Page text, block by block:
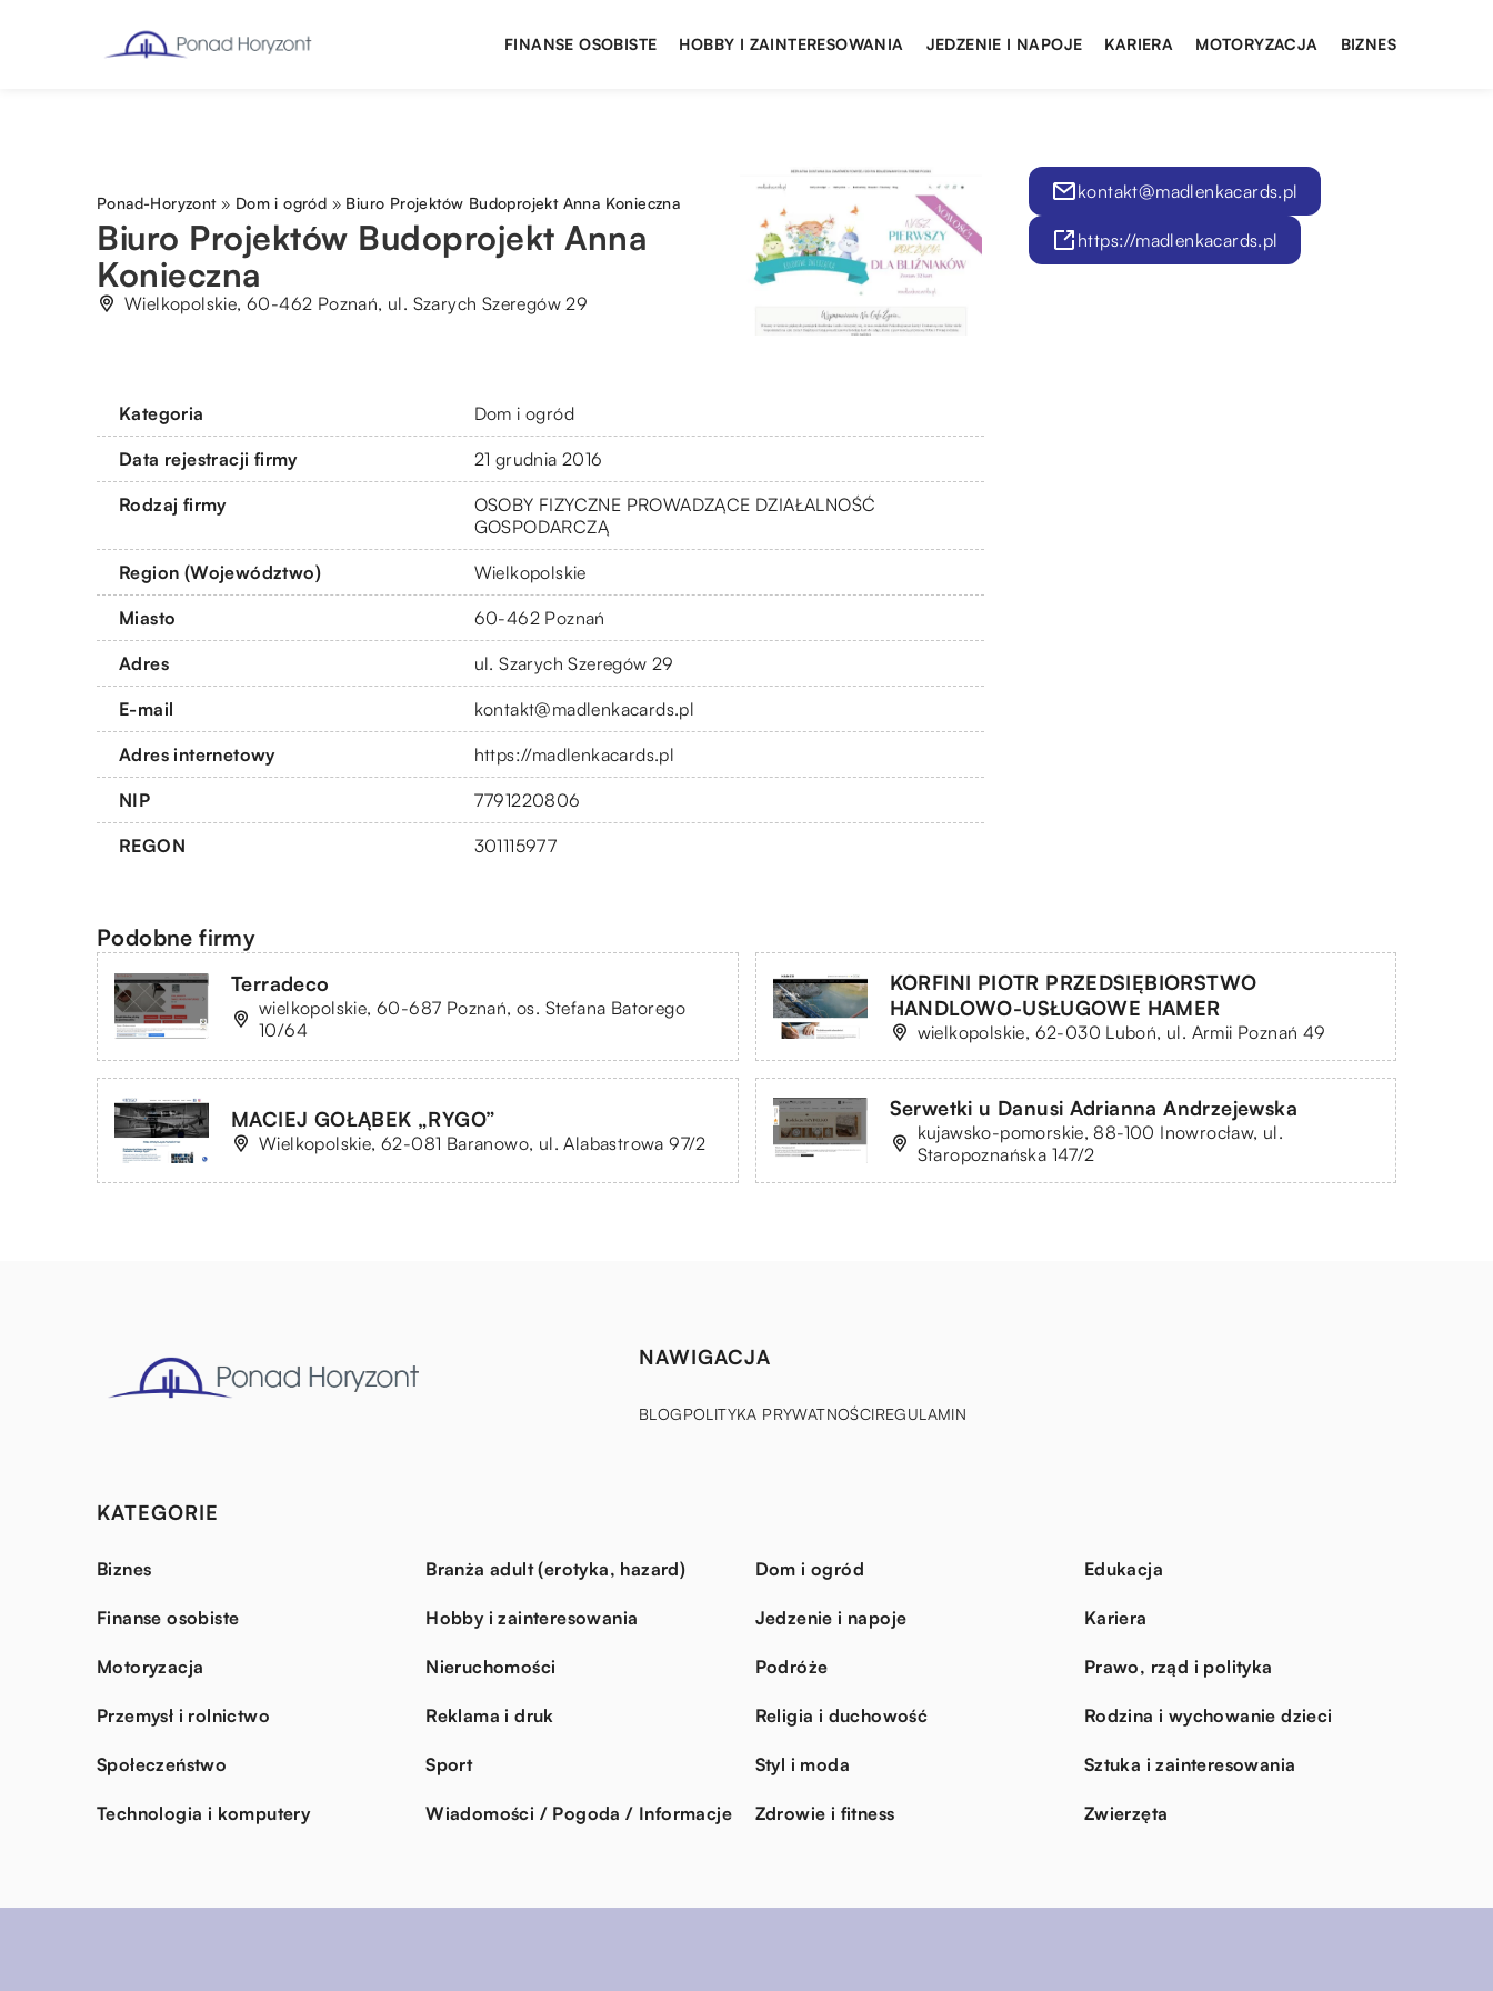
FINANSE OSOBISTE HOBBY I ZAINTERESOWANIA JEDZENIE I NAPOJE KARIERA MOTORYZACJA BIZNES
Ponad-Horyzont» Dom i ogród » Biuro Projektów Budoprojekt Anna Konieczna
Biuro Projektów Budoprojekt Anna
Konieczna
Wielkopolskie, 60-462 Poznań, ul. Szarych Szeregów 29
Kategoria Dom i ogród
Data rejestracji firmy 21 grudnia 2016
Rodzaj firmy
OSOBY FIZYCZNE PROWADZĄCE DZIAŁALNOŚĆ
GOSPODARCZĄ
Region (Województwo) Wielkopolskie
Miasto 60-462 Poznań
Adres ul. Szarych Szeregów 29
E-mail kontakt@madlenkacards.pl
Adres internetowy https://madlenkacards.pl
NIP 7791220806
REGON 301115977
kontakt@madlenkacards.pl
https://madlenkacards.pl
Podobne firmy
Terradeco
wielkopolskie, 60-687 Poznań, os. Stefana Batorego
10/64
KORFINI PIOTR PRZEDSIĘBIORSTWO
HANDLOWO-USŁUGOWE HAMER
wielkopolskie, 62-030 Luboń, ul. Armii Poznań 49
MACIEJ GOŁĄBEK „RYGO”
Wielkopolskie, 62-081 Baranowo, ul. Alabastrowa 97/2
Serwetki u Danusi Adrianna Andrzejewska
kujawsko-pomorskie, 88-100 Inowrocław, ul.
Staropoznańska 147/2
NAWIGACJA
BLOGPOLITYKA PRYWATNOŚCIREGULAMIN
KATEGORIE
Biznes Branża adult (erotyka, hazard) Dom i ogród Edukacja
Finanse osobiste Hobby i zainteresowania Jedzenie i napoje Kariera
Motoryzacja Nieruchomości Podróże Prawo, rząd i polityka
Przemysł i rolnictwo Reklama i druk Religia i duchowość Rodzina i wychowanie dzieci
Społeczeństwo Sport Styl i moda Sztuka i zainteresowania
Technologia i komputery Wiadomości / Pogoda / Informacje Zdrowie i fitness Zwierzęta